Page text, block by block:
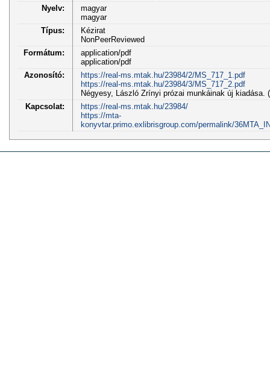
Nyelv:
magyar
magyar
Típus:
Kézirat
NonPeerReviewed
Formátum:
application/pdf
application/pdf
Azonosító:
https://real-ms.mtak.hu/23984/2/MS_717_1.pdf
https://real-ms.mtak.hu/23984/3/MS_717_2.pdf
Négyesy, László Zrínyi prózai munkáinak új kiadása.
Kapcsolat:
https://real-ms.mtak.hu/23984/
https://mta-
konyvtar.primo.exlibrisgroup.com/permalink/